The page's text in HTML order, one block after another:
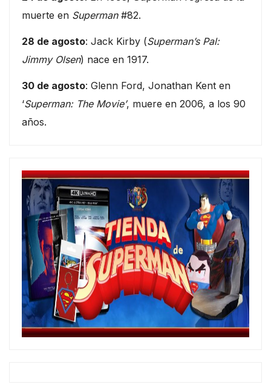
muerte en Superman#82.
28 de agosto: Jack Kirby (Superman’s Pal:
Jimmy Olsen) nace en 1917.
30 de agosto: Glenn Ford, Jonathan Kent en
‘Superman: The Movie’, muere en 2006, a los 90
años.